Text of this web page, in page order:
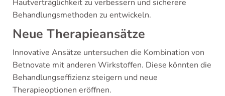
Hautverträglichkeit zu verbessern und sicherere
Behandlungsmethoden zu entwickeln.
Neue Therapieansätze
Innovative Ansätze untersuchen die Kombination von
Betnovate mit anderen Wirkstoffen. Diese könnten die
Behandlungseffizienz steigern und neue
Therapieoptionen eröffnen.